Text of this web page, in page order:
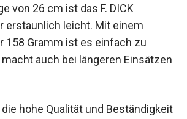
von 26 cm ist das F. DICK
erstaunlich leicht. Mit einem
158 Gramm ist es einfach zu
auch bei längeren Einsätzen
hohe Qualität und Beständigkeit